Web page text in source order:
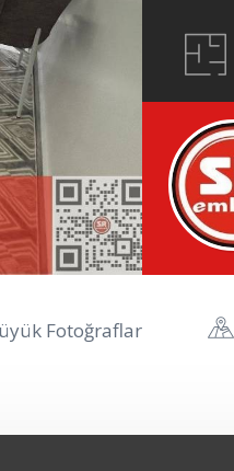
Fotoğraflar